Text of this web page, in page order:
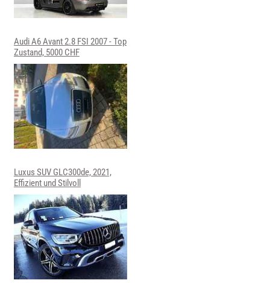
Audi A6 Avant 2.8 FSI 2007 - Top
Zustand, 5000 CHF
Luxus SUV GLC300de, 2021,
Effizient und Stilvoll